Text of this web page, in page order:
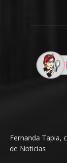
Fernanda Tapia,
de Noticias